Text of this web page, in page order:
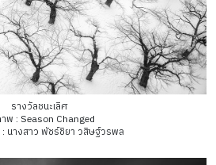
รางวัลชนะเลิศ
พ : Season Changed
นางสาว พัชร์ชิยา วสิษฐ์วรพล